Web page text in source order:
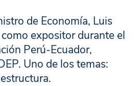
de Economía, Luis
expositor durante el
Perú-Ecuador,
Uno de los temas: